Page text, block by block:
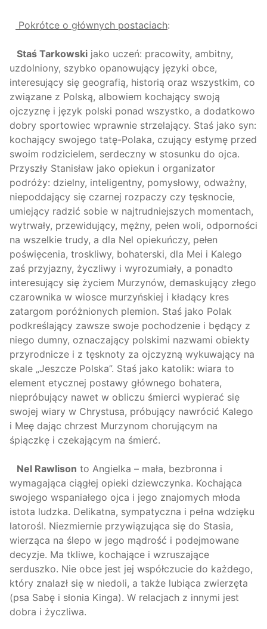
Pokrótce o głównych postaciach:
Staś Tarkowski jako uczeń: pracowity, ambitny,
uzdolniony, szybko opanowujący języki obce,
interesujący się geografią, historią oraz wszystkim, co
związane z Polską, albowiem kochający swoją
ojczyznę i język polski ponad wszystko, a dodatkowo
dobry sportowiec wprawnie strzelający. Staś jako syn:
kochający swojego tatę-Polaka, czujący estymę przed
swoim rodzicielem, serdeczny w stosunku do ojca.
Przyszły Stanisław jako opiekun i organizator
podróży: dzielny, inteligentny, pomysłowy, odważny,
niepoddający się czarnej rozpaczy czy tęsknocie,
umiejący radzić sobie w najtrudniejszych momentach,
wytrwały, przewidujący, mężny, pełen woli, odporności
na wszelkie trudy, a dla Nel opiekuńczy, pełen
poświęcenia, troskliwy, bohaterski, dla Mei i Kalego
zaś przyjazny, życzliwy i wyrozumiały, a ponadto
interesujący się życiem Murzynów, demaskujący złego
czarownika w wiosce murzyńskiej i kładący kres
zatargom poróżnionych plemion. Staś jako Polak
podkreślający zawsze swoje pochodzenie i będący z
niego dumny, oznaczający polskimi nazwami obiekty
przyrodnicze i z tęsknoty za ojczyzną wykuwający na
skale „Jeszcze Polska”. Staś jako katolik: wiara to
element etycznej postawy głównego bohatera,
niepróbujący nawet w obliczu śmierci wypierać się
swojej wiary w Chrystusa, próbujący nawrócić Kalego
i Meę dając chrzest Murzynom chorującym na
śpiączkę i czekającym na śmierć.
Nel Rawlison to Angielka – mała, bezbronna i
wymagająca ciągłej opieki dziewczynka. Kochająca
swojego wspaniałego ojca i jego znajomych młoda
istota ludzka. Delikatna, sympatyczna i pełna wdzięku
latorośl. Niezmiernie przywiązująca się do Stasia,
wierząca na ślepo w jego mądrość i podejmowane
decyzje. Ma tkliwe, kochające i wzruszające
serduszko. Nie obce jest jej współczucie do każdego,
który znalazł się w niedoli, a także lubiąca zwierzęta
(psa Sabę i słonia Kinga). W relacjach z innymi jest
dobra i życzliwa.